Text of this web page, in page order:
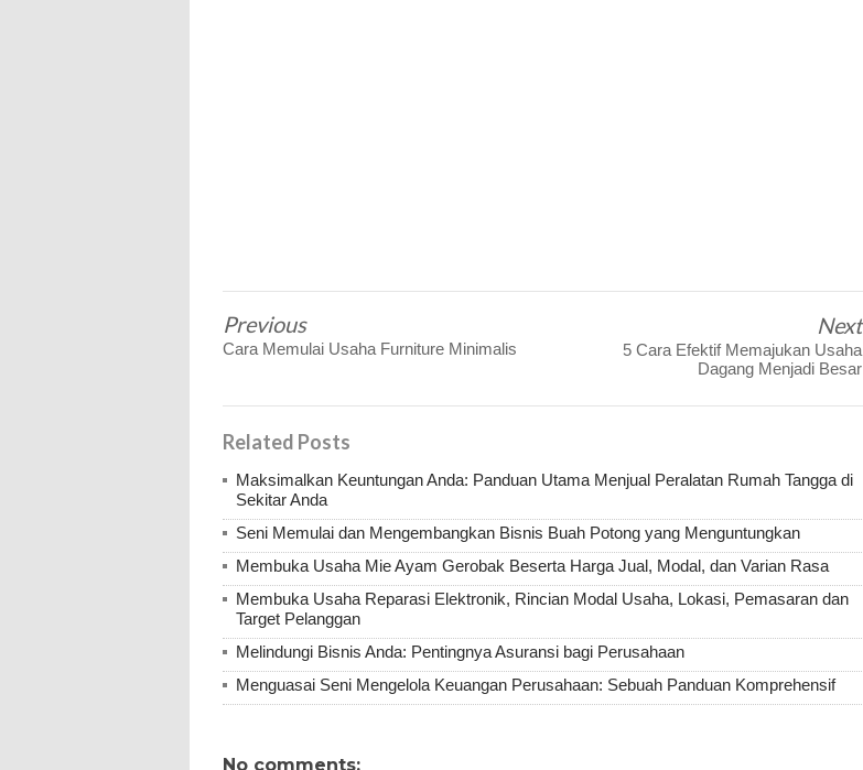
Previous
Cara Memulai Usaha Furniture Minimalis
Next
5 Cara Efektif Memajukan Usaha
Dagang Menjadi Besar
Related Posts
Maksimalkan Keuntungan Anda: Panduan Utama Menjual Peralatan Rumah Tangga di
Sekitar Anda
Seni Memulai dan Mengembangkan Bisnis Buah Potong yang Menguntungkan
Membuka Usaha Mie Ayam Gerobak Beserta Harga Jual, Modal, dan Varian Rasa
Membuka Usaha Reparasi Elektronik, Rincian Modal Usaha, Lokasi, Pemasaran dan
Target Pelanggan
Melindungi Bisnis Anda: Pentingnya Asuransi bagi Perusahaan
Menguasai Seni Mengelola Keuangan Perusahaan: Sebuah Panduan Komprehensif
No comments: